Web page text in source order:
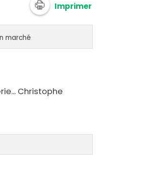
Imprimer
marché
Christophe